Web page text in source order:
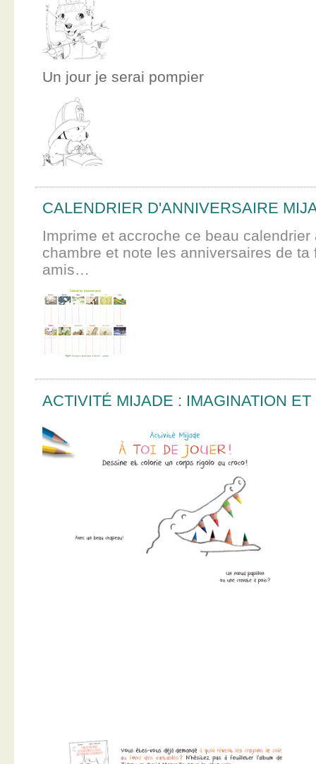
Un jour je serai pompier
CALENDRIER D'ANNIVERSAIRE
Imprime et accroche ce beau calendrier
chambre et note les anniversaires de ta
amis…
ACTIVITÉ MIJADE : IMAGINATION